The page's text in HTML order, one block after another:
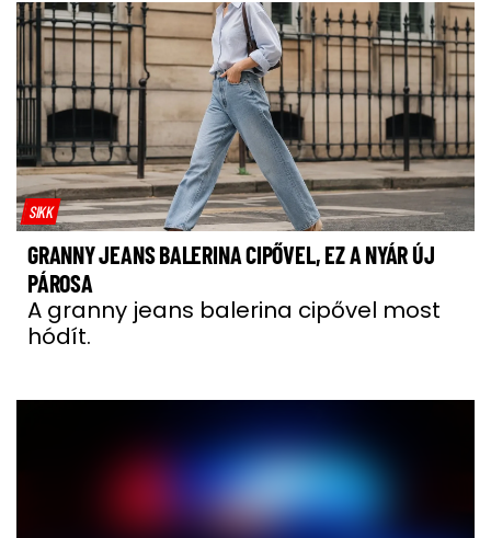
SIKK
GRANNY JEANS BALERINA CIPŐVEL, EZ A NYÁR ÚJ
PÁROSA
A granny jeans balerina cipővel most
hódít.